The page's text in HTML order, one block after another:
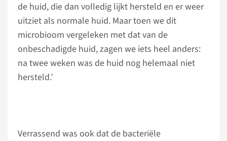
de huid, die dan volledig lijkt hersteld en er weer
uitziet als normale huid. Maar toen we dit
microbioom vergeleken met dat van de
onbeschadigde huid, zagen we iets heel anders:
na twee weken was de huid nog helemaal niet
hersteld.’
Verrassend was ook dat de bacteriële